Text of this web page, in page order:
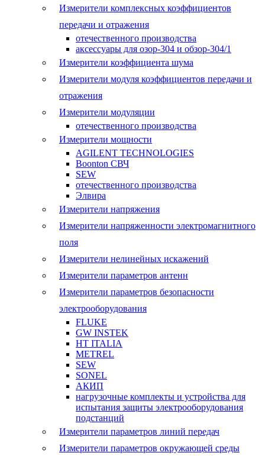
Измерители комплексных коэффициентов
передачи и отражения
отечественного производства
аксессуары для озор-304 и обзор-304/1
Измерители коэффициента шума
Измерители модуля коэффициентов передачи и
отражения
Измерители модуляции
отечественного производства
Измерители мощности
AGILENT TECHNOLOGIES
Boonton СВЧ
SEW
отечественного производства
Элвира
Измерители напряжения
Измерители напряженности электромагнитного
поля
Измерители нелинейных искажений
Измерители параметров антенн
Измерители параметров безопасности
электрооборудования
FLUKE
GW INSTEK
HT ITALIA
METREL
SEW
SONEL
АКИП
нагрузочные комплекты и устройства для
испытания защиты электрооборудования
подстанций
Измерители параметров линий передач
Измерители параметров окружающей среды